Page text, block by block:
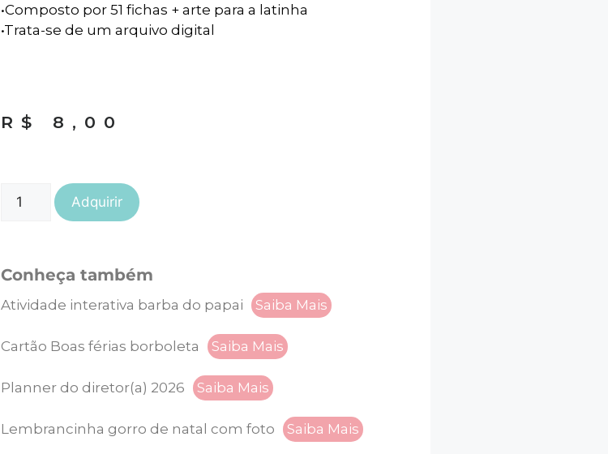
•Composto por 51 fichas + arte para a latinha
•Trata-se de um arquivo digital
R$ 8,00
Adquirir
Conheça também
Atividade interativa barba do papai Saiba Mais
Cartão Boas férias borboleta Saiba Mais
Planner do diretor(a) 2026 Saiba Mais
Lembrancinha gorro de natal com foto Saiba Mais